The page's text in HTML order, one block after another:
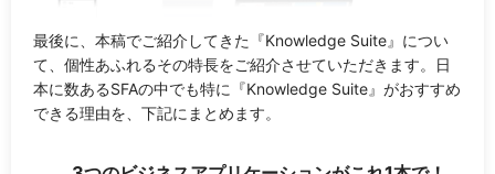
最後に、本稿でご紹介してきた『Knowledge Suite』につい
て、個性あふれるその特長をご紹介させていただきます。日
本に数あるSFAの中でも特に『Knowledge Suite』がおすすめ
できる理由を、下記にまとめます。